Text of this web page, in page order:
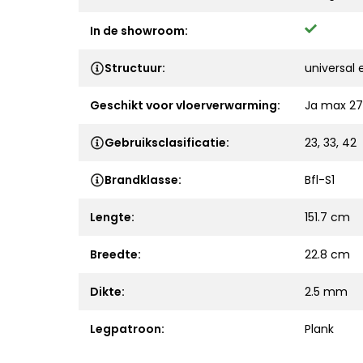
In de showroom:
Structuur: universal
Geschikt voor vloerverwarming: Ja max
Gebruiksclasificatie: 23, 33, 42
Brandklasse: Bfl-S1
Lengte: 151.7 cm
Breedte: 22.8 cm
Dikte: 2.5 mm
Legpatroon: Plank